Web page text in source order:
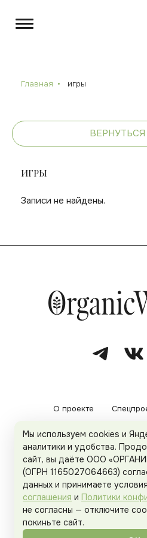
Главная игры
ИГРЫ
Записи не найдены.
О проекте
Рекламодателям
Пользовательское
Organicwoman.ru
Мы используем cookies и
аналитики и удобства.
сайт, вы даёте ООО
(ОГРН 1165027064663)
данных и принимаете условия
соглашения и Политики
не согласны — отключите
покиньте сайт.